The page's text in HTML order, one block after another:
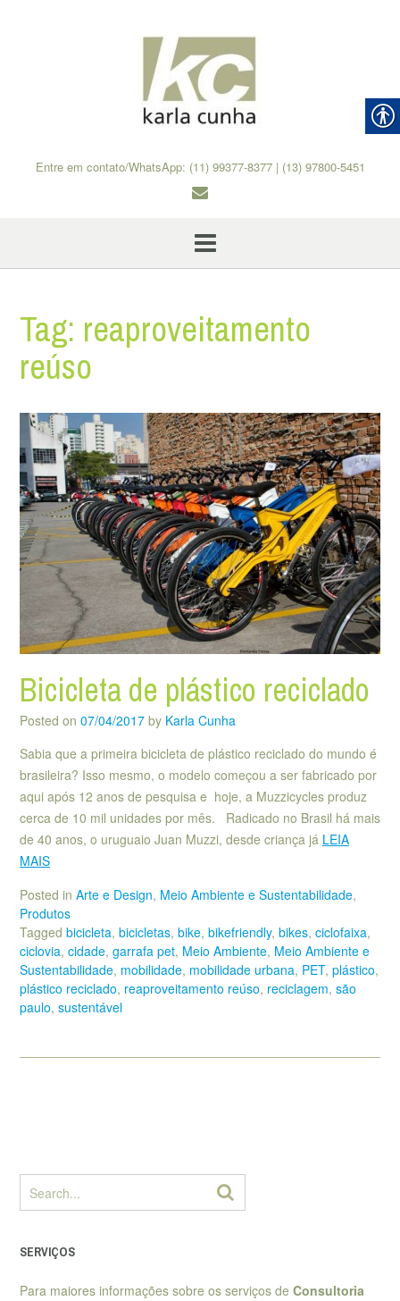
Entre em contato/WhatsApp: (11) 99377-8377 | (13) 97800-5451
Tag: reaproveitamento
reúso
Bicicleta de plástico reciclado
Posted on 07/04/2017 by Karla Cunha
Sabia que a primeira bicicleta de plástico reciclado do mundo é
brasileira? Isso mesmo, o modelo começou a ser fabricado por
aqui após 12 anos de pesquisa e hoje, a Muzzicycles produz
cerca de 10 mil unidades por mês. Radicado no Brasil há mais
de 40 anos, o uruguaio Juan Muzzi, desde criança já LEIA
MAIS
Posted in Arte e Design, Meio Ambiente e Sustentabilidade,
Produtos
Tagged bicicleta, bicicletas, bike, bikefriendly, bikes, ciclofaixa,
ciclovia, cidade, garrafa pet, Meio Ambiente, Meio Ambiente e
Sustentabilidade, mobilidade, mobilidade urbana, PET, plástico,
plástico reciclado, reaproveitamento reúso, reciclagem, são
paulo, sustentável
SERVIÇOS
Para maiores informações sobre os serviços de Consultoria